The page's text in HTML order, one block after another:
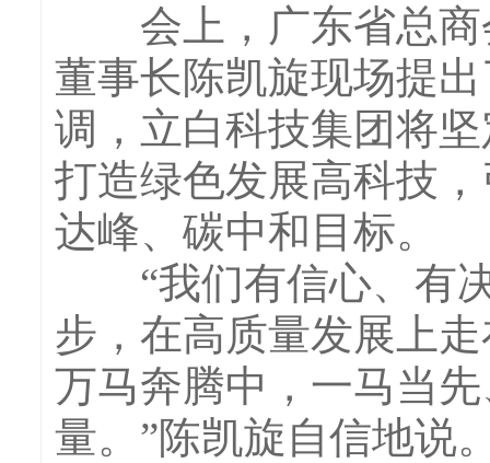
会上，广东省总商
董事长陈凯旋现场提
调，立白科技集团将
打造绿色发展高科技
达峰、碳中和目标。
“我们有信心、有决
步，在高质量发展上
万马奔腾中，一马当
量。”陈凯旋自信地说